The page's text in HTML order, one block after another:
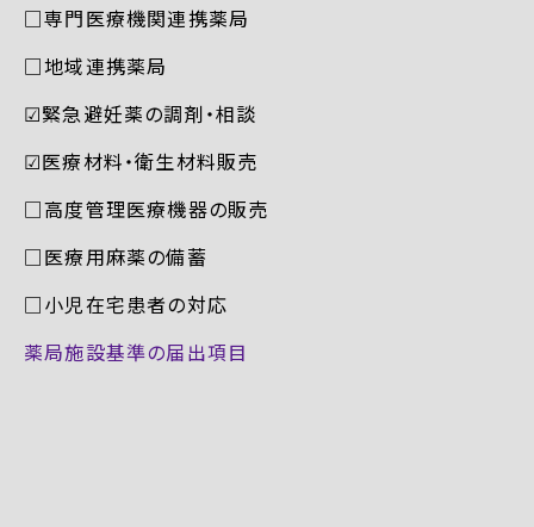
□専門医療機関連携薬局
□地域連携薬局
☑︎緊急避妊薬の調剤・相談
☑︎医療材料・衛生材料販売
□高度管理医療機器の販売
□医療用麻薬の備蓄
□小児在宅患者の対応
薬局施設基準の届出項目